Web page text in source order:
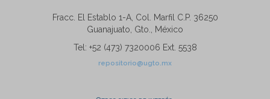
Fracc. El Establo 1-A, Col. Marfil C.P. 36250
Guanajuato, Gto., México
Tel: +52 (473) 7320006 Ext. 5538
repositorio@ugto.mx